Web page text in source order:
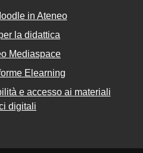
in Ateneo
la didattica
Mediaspace
Elearning
e accesso ai materiali
digitali